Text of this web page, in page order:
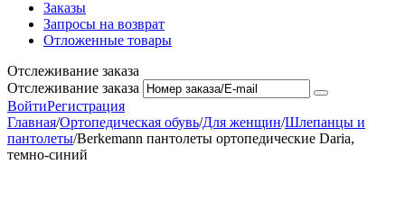
Заказы
Запросы на возврат
Отложенные товары
Отслеживание заказа
Отслеживание заказа
ВойтиРегистрация
Главная/Ортопедическая обувь/Для женщин/Шлепанцы и
пантолеты/Berkemann пантолеты ортопедические Daria,
темно-синий